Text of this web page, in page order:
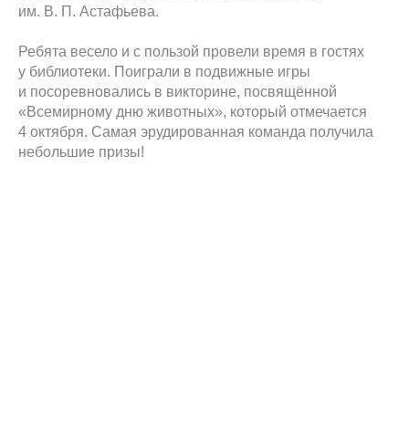
им. В. П. Астафьева.
Ребята весело и с пользой провели время в гостях
у библиотеки. Поиграли в подвижные игры
и посоревновались в викторине, посвящённой
«Всемирному дню животных», который отмечается
4 октября. Самая эрудированная команда получила
небольшие призы!